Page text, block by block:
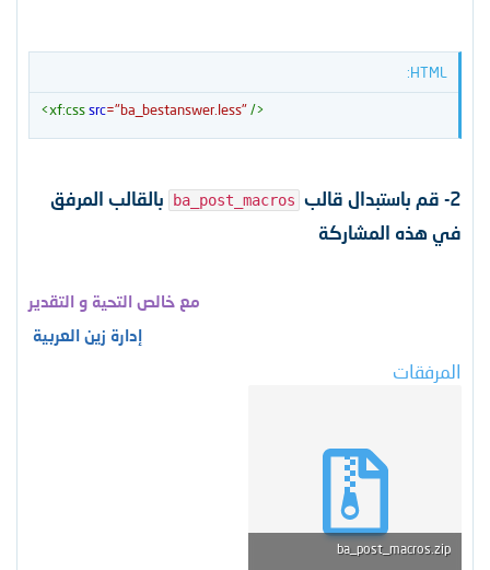
HTML:
<xf:csssrc="ba_bestanswer.less"/>
2- قم باستبدال قالب ba_post_macros
بالقالب المرفق
في هذه المشاركة
مع خالص التحية و التقدير
إدارة زين العربية
المرفقات
ba_post_macros.zip